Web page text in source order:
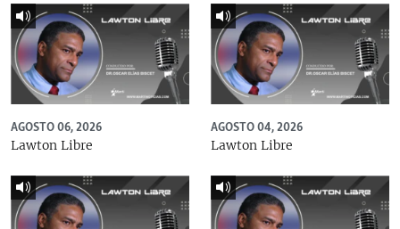
AGOSTO 06, 2026
Lawton Libre
AGOSTO 04, 2026
Lawton Libre